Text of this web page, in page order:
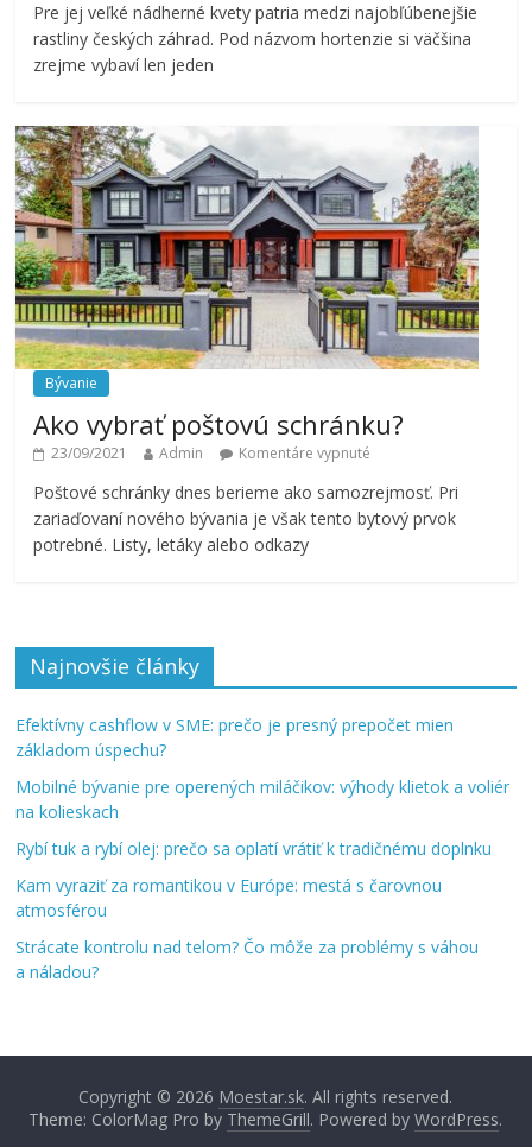
Pre jej veľké nádherné kvety patria medzi najobľúbenejšie
rastliny českých záhrad. Pod názvom hortenzie si väčšina
zrejme vybaví len jeden
Bývanie
Ako vybrať poštovú schránku?
23/09/2021 Admin Komentáre vypnuté
Poštové schránky dnes berieme ako samozrejmosť. Pri
zariaďovaní nového bývania je však tento bytový prvok
potrebné. Listy, letáky alebo odkazy
Najnovšie články
Efektívny cashflow v SME: prečo je presný prepočet mien
základom úspechu?
Mobilné bývanie pre operených miláčikov: výhody klietok a voliér
na kolieskach
Rybí tuk a rybí olej: prečo sa oplatí vrátiť k tradičnému doplnku
Kam vyraziť za romantikou v Európe: mestá s čarovnou
atmosférou
Strácate kontrolu nad telom? Čo môže za problémy s váhou
a náladou?
Copyright © 2026 Moestar.sk. All rights reserved.
Theme: ColorMag Pro by ThemeGrill. Powered byWordPress.